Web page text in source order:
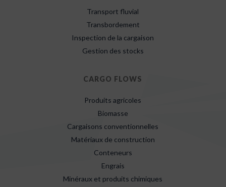
Transport fluvial
Transbordement
Inspection de la cargaison
Gestion des stocks
CARGO FLOWS
Produits agricoles
Biomasse
Cargaisons conventionnelles
Matériaux de construction
Conteneurs
Engrais
Minéraux et produits chimiques